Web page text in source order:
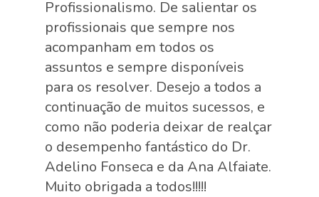
Profissionalismo. De salientar os
profissionais que sempre nos
acompanham em todos os
assuntos e sempre disponíveis
para os resolver. Desejo a todos a
continuação de muitos sucessos, e
como não poderia deixar de realçar
o desempenho fantástico do Dr.
Adelino Fonseca e da Ana Alfaiate.
Muito obrigada a todos!!!!!